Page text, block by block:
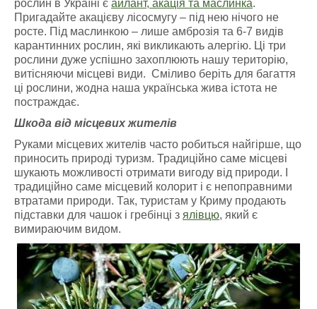
рослин в Україні є айлант, акація та маслинка.
Пригадайте акацієву лісосмугу – під нею нічого не
росте. Під маслинкою – лише амброзія та 6-7 видів
карантинних рослин, які викликають алергію. Ці три
рослини дуже успішно захоплюють нашу територію,
витісняючи місцеві види. Сміливо беріть для багаття
ці рослини, жодна наша українська жива істота не
постраждає.
Шкода від місцевих жителів
Руками місцевих жителів часто робиться найгірше, що
приносить природі туризм. Традиційно саме місцеві
шукають можливості отримати вигоду від природи. І
традиційно саме місцевий колорит і є непоправними
втратами природи. Так, туристам у Криму продають
підставки для чашок і гребінці з ялівцю, який є
вимираючим видом.